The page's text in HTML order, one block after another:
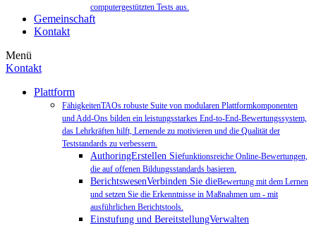
computergestützten Tests aus.
Gemeinschaft
Kontakt
Menü
Kontakt
Plattform
FähigkeitenTAOs robuste Suite von modularen Plattformkomponenten
und Add-Ons bilden ein leistungsstarkes End-to-End-Bewertungssystem,
das Lehrkräften hilft, Lernende zu motivieren und die Qualität der
Teststandards zu verbessern.
AuthoringErstellen Siefunktionsreiche Online-Bewertungen,
die auf offenen Bildungsstandards basieren.
BerichtswesenVerbinden Sie dieBewertung mit dem Lernen
und setzen Sie die Erkenntnisse in Maßnahmen um - mit
ausführlichen Berichtstools.
Einstufung und BereitstellungVerwalten